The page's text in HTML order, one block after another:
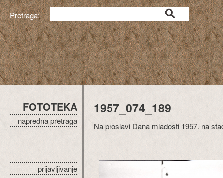
Pretraga:
FOTOTEKA
napredna pretraga
prijavljivanje
1957_074_189
Na proslavi Dana mladosti 1957. na